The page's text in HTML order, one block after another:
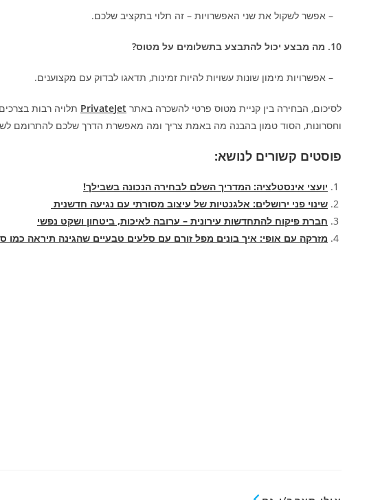
– אפשר לשקול את שני האפשרויות – זה תלוי בתקציב שלכם.
10. מה מבצע יכול להתבצע בתשלומים על מטוס?
– אפשרויות מימון שונות עשויות להיות זמינות, תדאגו לבדוק עם מקצוענים.
לסיכום, הבחירה בין קניית מטוס פרטי להשכרה באתר PrivateJet תלויה רבות
וחסרונות, הסוד טמון בהבנה מה באמת צריך ומה מאפשרת הדרך שלכם להתרומם
פוסטים קשורים לנושא:
יועצי אינסטלציה: המדריך השלם לבחירה הנכונה בשבילך!
שינוי פני ירושלים: אלגנטיות של עיצוב מסורתי עם נגיעה חדשנית
חברת פיקוח להתחדשות עירונית – ערובה לאיכות, ביטחון ושקט נפשי
מזרקה עם אופי: איך בונים מפל זורם עם סלעים טבעיים שהגינה תיראה כמו